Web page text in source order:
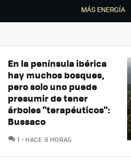
MÁS ENERGÍA
En la península ibérica
hay muchos bosques,
pero solo uno puede
presumir de tener
árboles "terapéuticos":
Bussaco
1 COMENTARIOS
HACE 9 HORAS